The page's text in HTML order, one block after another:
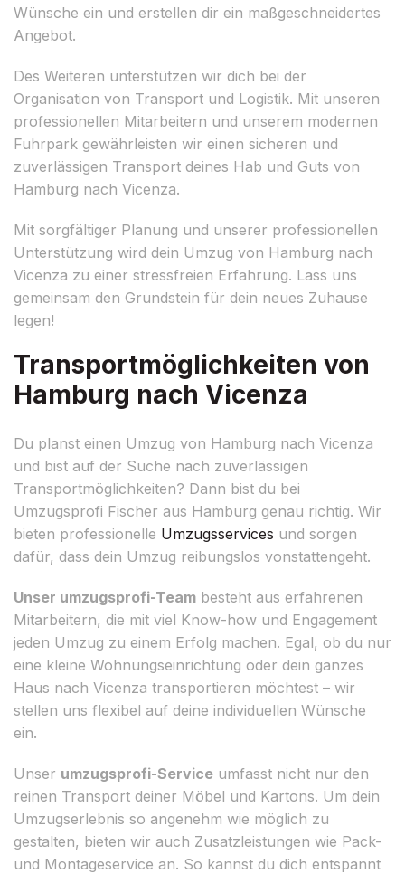
Wünsche ein und erstellen dir ein maßgeschneidertes
Angebot.
Des Weiteren unterstützen wir dich bei der
Organisation von Transport und Logistik. Mit unseren
professionellen Mitarbeitern und unserem modernen
Fuhrpark gewährleisten wir einen sicheren und
zuverlässigen Transport deines Hab und Guts von
Hamburg nach Vicenza.
Mit sorgfältiger Planung und unserer professionellen
Unterstützung wird dein Umzug von Hamburg nach
Vicenza zu einer stressfreien Erfahrung. Lass uns
gemeinsam den Grundstein für dein neues Zuhause
legen!
Transportmöglichkeiten von
Hamburg nach Vicenza
Du planst einen Umzug von Hamburg nach Vicenza
und bist auf der Suche nach zuverlässigen
Transportmöglichkeiten? Dann bist du bei
Umzugsprofi Fischer aus Hamburg genau richtig. Wir
bieten professionelle Umzugsservices und sorgen
dafür, dass dein Umzug reibungslos vonstattengeht.
Unser umzugsprofi-Team besteht aus erfahrenen
Mitarbeitern, die mit viel Know-how und Engagement
jeden Umzug zu einem Erfolg machen. Egal, ob du nur
eine kleine Wohnungseinrichtung oder dein ganzes
Haus nach Vicenza transportieren möchtest – wir
stellen uns flexibel auf deine individuellen Wünsche
ein.
Unser umzugsprofi-Service umfasst nicht nur den
reinen Transport deiner Möbel und Kartons. Um dein
Umzugserlebnis so angenehm wie möglich zu
gestalten, bieten wir auch Zusatzleistungen wie Pack-
und Montageservice an. So kannst du dich entspannt